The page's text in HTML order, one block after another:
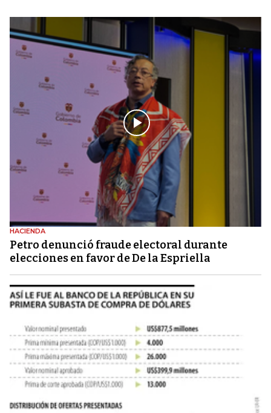
HACIENDA
Petro denunció fraude electoral durante
elecciones en favor de De la Espriella